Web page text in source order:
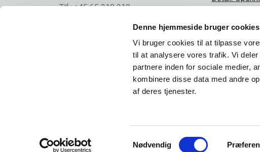
Denne hjemmeside bruger cookies
Vi bruger cookies til at tilpasse
til at analysere vores trafik. Vi
partnere inden for sociale medier,
kombinere disse data med andre
af deres tjenester.
Samtykkevalg
Nødvendig
Tlf.: +45 65 310 310